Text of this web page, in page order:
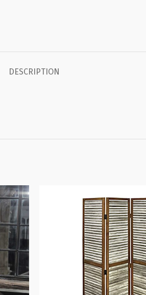
DESCRIPTION